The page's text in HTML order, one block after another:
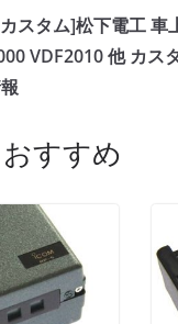
スタム]松下電工 車
VDF2010 他 カス
すすめ